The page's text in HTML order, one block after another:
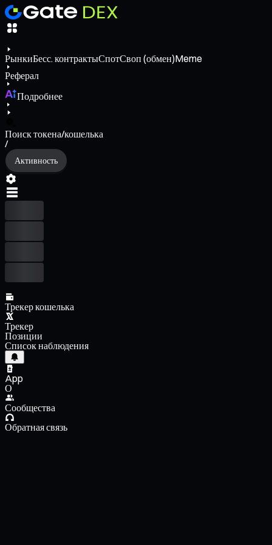
РынкиБесс. контрактыСпотСвоп (обмен)Meme
Реферал
Подробнее
Поиск токена/кошелька
/
Активность
Трекер кошелька
Трекер
Позиции
Список наблюдения
App
О
Сообщества
Обратная связь